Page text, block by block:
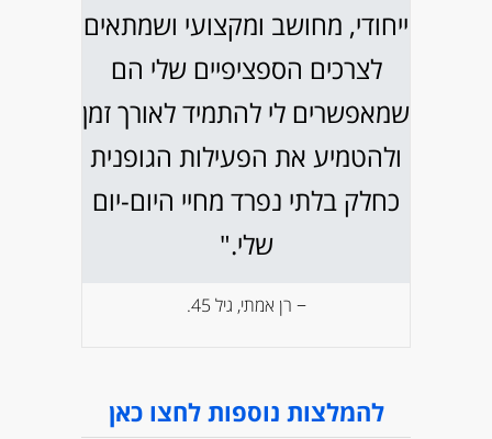
ייחודי, מחושב ומקצועי ושמתאים
לצרכים הספציפיים שלי הם
שמאפשרים לי להתמיד לאורך זמן
ולהטמיע את הפעילות הגופנית
כחלק בלתי נפרד מחיי היום-יום
שלי."
− רן אמתי, גיל 45.
להמלצות נוספות לחצו כאן